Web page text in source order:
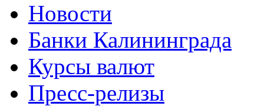
Новости
Банки Калининграда
Курсы валют
Пресс-релизы